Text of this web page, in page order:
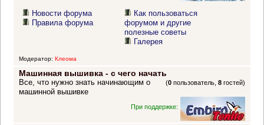
Новости форума
Правила форума
Как пользоваться
форумом и другие
полезные советы
Галерея
Модератор: Клеома
Машинная вышивка - с чего начать
(0 пользователь,8 гостей)
Все, что нужно знать начинающим о
машинной вышивке
При поддержке: